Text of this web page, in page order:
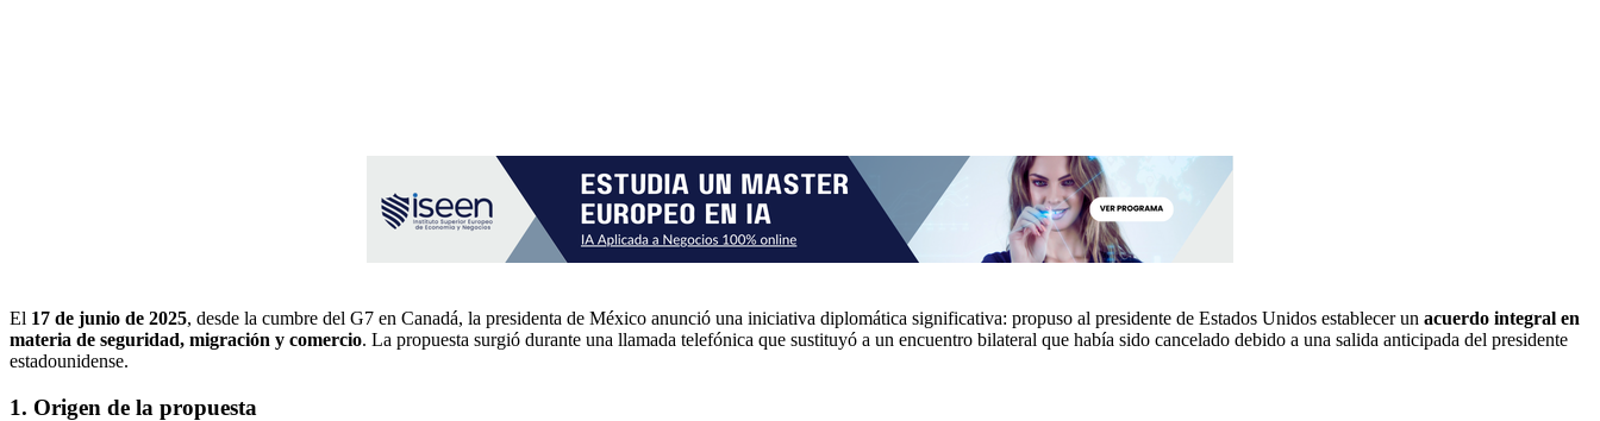
El 17 de junio de 2025, desde la cumbre del G7 en Canadá, la presidenta de México anunció una iniciativa diplomática significativa: propuso al presidente de Estados Unidos establecer un acuerdo integral en
materia de seguridad, migración y comercio. La propuesta surgió durante una llamada telefónica que sustituyó a un encuentro bilateral que había sido cancelado debido a una salida anticipada del presidente
estadounidense.
1. Origen de la propuesta